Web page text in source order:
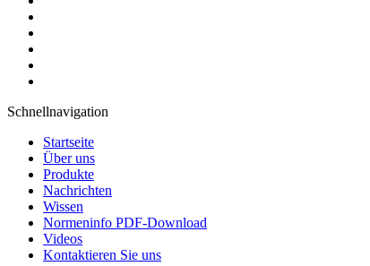
Schnellnavigation
Startseite
Über uns
Produkte
Nachrichten
Wissen
Normeninfo PDF-Download
Videos
Kontaktieren Sie uns